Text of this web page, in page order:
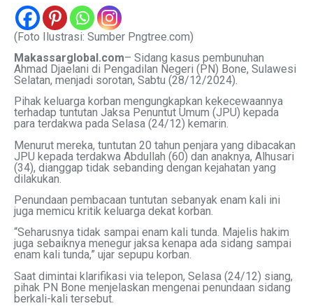
(Foto Ilustrasi: Sumber Pngtree.com)
Makassarglobal.com– Sidang kasus pembunuhan
Ahmad Djaelani di Pengadilan Negeri (PN) Bone, Sulawesi
Selatan, menjadi sorotan, Sabtu (28/12/2024).
Pihak keluarga korban mengungkapkan kekecewaannya
terhadap tuntutan Jaksa Penuntut Umum (JPU) kepada
para terdakwa pada Selasa (24/12) kemarin.
Menurut mereka, tuntutan 20 tahun penjara yang dibacakan
JPU kepada terdakwa Abdullah (60) dan anaknya, Alhusari
(34), dianggap tidak sebanding dengan kejahatan yang
dilakukan.
Penundaan pembacaan tuntutan sebanyak enam kali ini
juga memicu kritik keluarga dekat korban.
“Seharusnya tidak sampai enam kali tunda. Majelis hakim
juga sebaiknya menegur jaksa kenapa ada sidang sampai
enam kali tunda,” ujar sepupu korban.
Saat dimintai klarifikasi via telepon, Selasa (24/12) siang,
pihak PN Bone menjelaskan mengenai penundaan sidang
berkali-kali tersebut.